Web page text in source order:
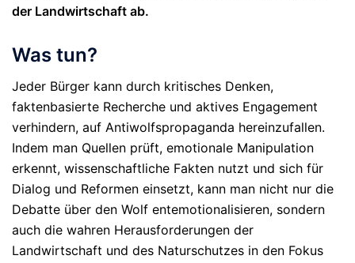
der Landwirtschaft ab.
Was tun?
Jeder Bürger kann durch kritisches Denken,
faktenbasierte Recherche und aktives Engagement
verhindern, auf Antiwolfspropaganda hereinzufallen.
Indem man Quellen prüft, emotionale Manipulation
erkennt, wissenschaftliche Fakten nutzt und sich für
Dialog und Reformen einsetzt, kann man nicht nur die
Debatte über den Wolf entemotionalisieren, sondern
auch die wahren Herausforderungen der
Landwirtschaft und des Naturschutzes in den Fokus